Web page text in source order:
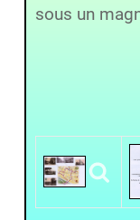
sous un